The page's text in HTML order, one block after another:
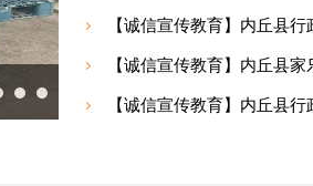
【诚信宣传教育】内丘县
【诚信宣传教育】内丘县家
【诚信宣传教育】内丘县